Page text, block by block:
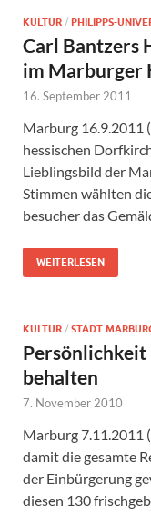
KULTUR / PHILIPPS-
Carl Bantzers
im Marburger
16. September 2011
Marburg 16.9.2011
hessischen
Lieblingsbild der
Stimmen wählten
besucher das
WEITERLESEN
KULTUR / STADT
behalten
7. November 2010
Marburg 7.11.2011
damit die gesamte
der Einbürgerung
diesen 130